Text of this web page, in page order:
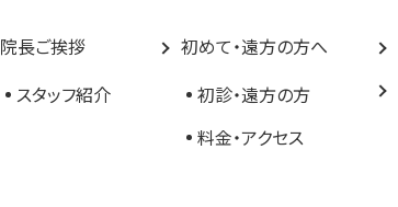
院長ご挨拶
スタッフ紹介
初めて・遠方の方へ
初診・遠方の方
料金・アクセス